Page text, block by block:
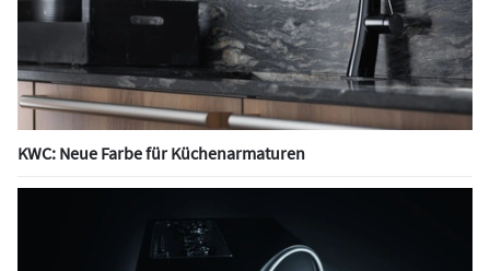
KWC: Neue Farbe für Küchenarmaturen